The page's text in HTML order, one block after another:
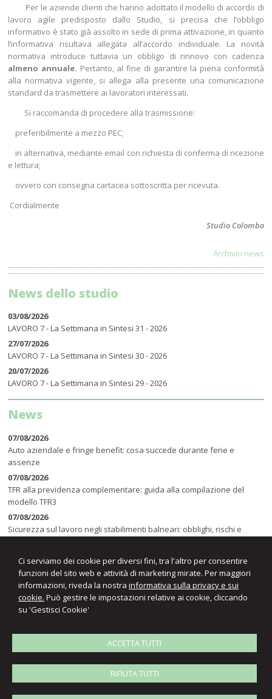
Ci serviamo dei cookie per diversi fini, tra l'altro per consentire
funzioni del sito web e attività di marketing mirate. Per maggiori
informazioni, riveda la nostra informativa sulla privacy e sui
cookie. Può gestire le impostazioni relative ai cookie, cliccando
su 'Gestisci Cookie'
ACCETTA TUTTI
RIFIUTA TUTTI
Per le aziende clienti che hanno adottato il modello di accordo di
lavoro agile predisposto dallo Studio, si precisa che l’obbligo
informativo è stato già assolto in sede di prima attivazione, in quanto
l’informativa risultava allegata all’accordo individuale. La novità
normativa introduce tuttavia un obbligo di rinnovo con cadenza
almeno annuale. Pertanto, al fine di garantire la piena conformità
alla normativa vigente, si allega alla presente una comunicazione
standard da trasmettere ai lavoratori interessati.
Si raccomanda di procedere alla trasmissione:
­ preferibilmente a mezzo PEC;
­ in alternativa, mediante email con richiesta di conferma di ricezione
e lettura;
­ ovvero con consegna cartacea sottoscritta per ricevuta.
Cordialmente
Studio Colombo
Archivio news
News dello studio
03/08/2026
LAVORO 7 - La Settimana in Sintesi 31 - 2026
27/07/2026
LAVORO 7 - La Settimana in Sintesi 30 - 2026
20/07/2026
LAVORO 7 - La Settimana in Sintesi 29 - 2026
News
07/08/2026
Auto aziendale e fringe benefit: cosa succede durante ferie e
assenze
07/08/2026
TFR alla previdenza complementare: guida alla compilazione del
modello TFR3
07/08/2026
Sicurezza sul lavoro negli stabilimenti balneari: obblighi, rischi e
tudio Associato
Consulenti del lavoro